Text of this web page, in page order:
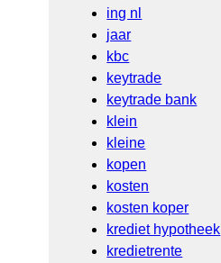
ing nl
jaar
kbc
keytrade
keytrade bank
klein
kleine
kopen
kosten
kosten koper
krediet hypotheek
kredietrente